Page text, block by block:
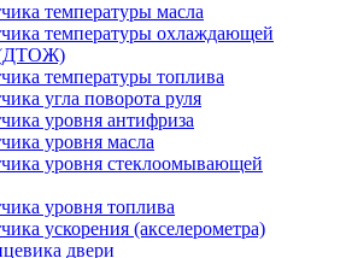
температуры масла
температуры охлаждающей
(ДТОЖ)
температуры топлива
угла поворота руля
уровня антифриза
уровня масла
уровня стеклоомывающей
уровня топлива
ускорения (акселерометра)
двери